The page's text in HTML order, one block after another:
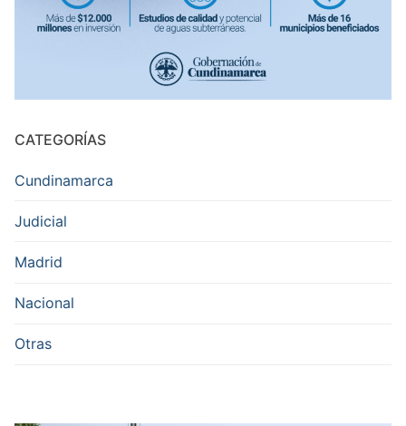
CATEGORÍAS
Cundinamarca
Judicial
Madrid
Nacional
Otras